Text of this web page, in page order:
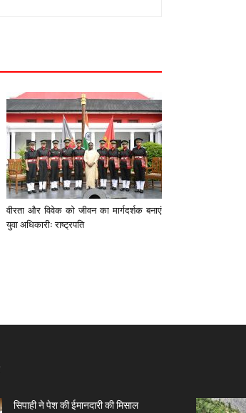
वीरता और विवेक को जीवन का मार्गदर्शक बनाएं
युवा अधिकारीः राष्ट्रपति
सिपाही ने पेश की ईमानदारी की मिसाल